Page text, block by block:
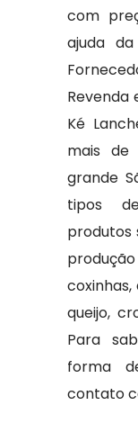
com
ajuda
Revenda
Ké
mais
grande
tipos
produtos
queijo,
Para
forma
contato